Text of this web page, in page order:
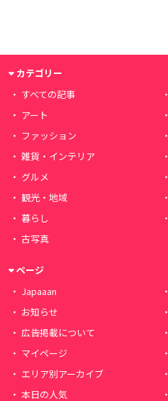
カテゴリー
すべての記事
アート
ファッション
雑貨・インテリア
グルメ
観光・地域
暮らし
古写真
ページ
Japaaan
お知らせ
広告掲載について
マイページ
エリア別アーカイブ
本日の人気